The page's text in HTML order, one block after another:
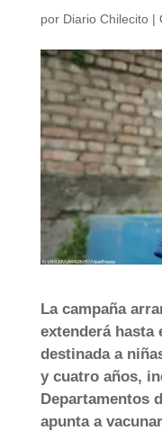
por Diario Chilecito|
La campaña
extenderá hasta
destinada a
y cuatro años,
Departamentos
apunta a